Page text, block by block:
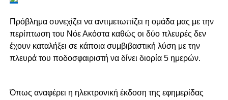
Πρόβλημα συνεχίζει να αντιμετωπίζει η ομάδα μας με την
περίπτωση του Νόε Ακόστα καθώς οι δύο πλευρές δεν
έχουν καταλήξει σε κάποια συμβιβαστική λύση με την
πλευρά του ποδοσφαιριστή να δίνει διορία 5 ημερών.
Όπως αναφέρει η ηλεκτρονική έκδοση της εφημερίδας